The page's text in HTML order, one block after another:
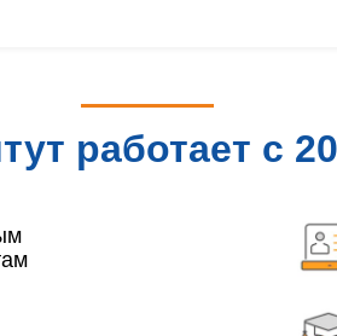
работает с